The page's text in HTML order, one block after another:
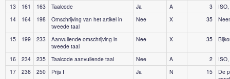
13
161 163 Taalcode Ja A 3
14
164 198
Omschrijving van het artikel in
tweede taal
Nee X 35
15 199 233
Aanvullende omschrijving in
tweede taal
Nee X 35
16 234 235 Taalcode aanvullende taal Nee A 2
17
236 250 Prijs I Ja N 15
De